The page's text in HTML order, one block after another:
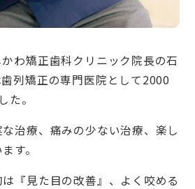
わ矯正歯科クリニック院長の石
列矯正の専門医院として2000
た。
治療、痛みの少ない治療、楽し
す。
『見た目の改善』、よく咬める